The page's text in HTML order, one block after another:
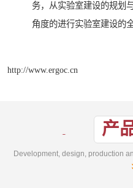
务，从实验室建设的规划
角度的进行实验室建设的
http://www.ergoc.cn
产